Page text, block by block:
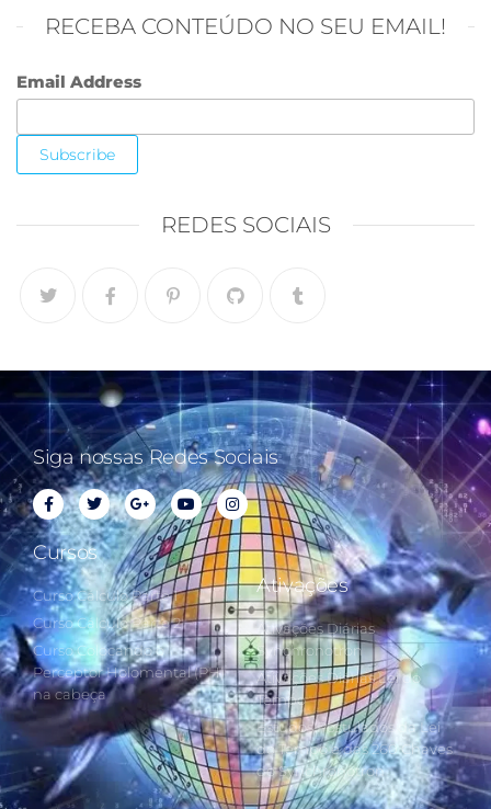
RECEBA CONTEÚDO NO SEU EMAIL!
Email Address
REDES SOCIAIS
Siga nossas Redes Sociais
Cursos
Curso Cálculo Parte 1
Curso Cálculo Parte 2
Curso Colocando o
Perceptor Holomental (PH)
na cabeça
Ativações
Ativações Diárias
Synchronotron
Ativações Diárias Lei do
Tempo
Estudos Postulados da Lei
do Tempo e das 260 Chaves
do Synchronotron